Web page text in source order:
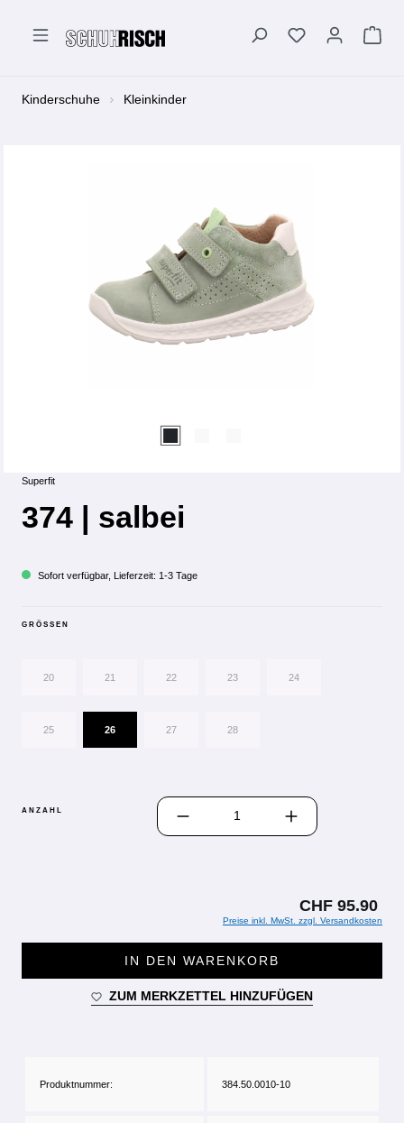
Kinderschuhe Kleinkinder
Superfit
374 | salbei
Sofort verfügbar, Lieferzeit: 1-3 Tage
GRÖSSEN
20 21 22 23 24
25 26 27 28
ANZAHL
PRODUKT ANZAHL: GIB DEN
CHF 95.90
Preise inkl. MwSt. zzgl. Versandkosten
IN DEN WARENKORB
ZUM MERKZETTEL HINZUFÜGEN
Produktnummer: 384.50.0010-10